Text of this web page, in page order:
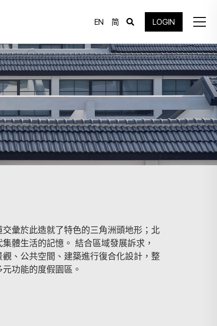
EN 简 LOGIN
彙於此造就了特色的三角洲頭地形；北
體生活的記憶。 結合區域發展訴求，
、公共空間、建築進行復合化設計，整
功能的度假園區。